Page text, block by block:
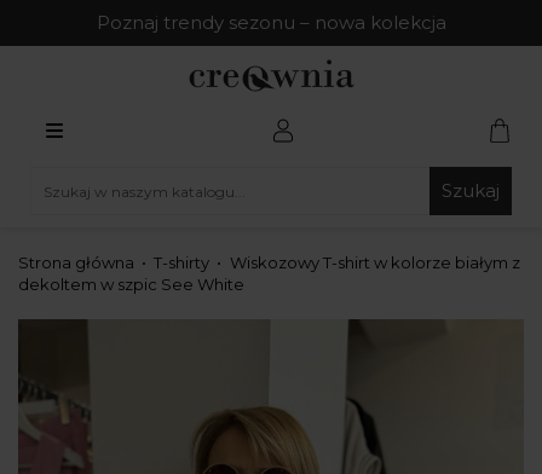
Poznaj trendy sezonu – nowa kolekcja
Szukaj
Strona główna T-shirty
Wiskozowy T-shirt w kolorze białym z
dekoltem w szpic See White